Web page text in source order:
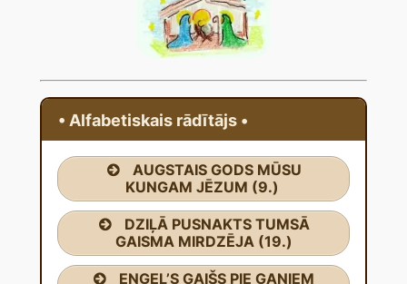
• Alfabetiskais rādītājs •
AUGSTAIS GODS MŪSU
KUNGAM JĒZUM (9.)
DZIĻĀ PUSNAKTS TUMSĀ
GAISMA MIRDZĒJA (19.)
EŅĢEL’S GAIŠS PIE GANIEM